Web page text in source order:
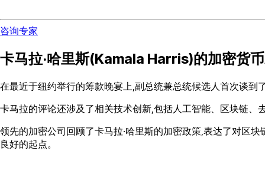
咨询专家
卡马拉·哈里斯(Kamala Harris)的加密货
在最近于纽约举行的筹款晚宴上,副总统兼总统候选人首次谈
卡马拉的评论还涉及了相关技术创新,包括人工智能、区块链、
领先的加密公司回顾了卡马拉·哈里斯的加密政策,表达了对区
良好的起点。